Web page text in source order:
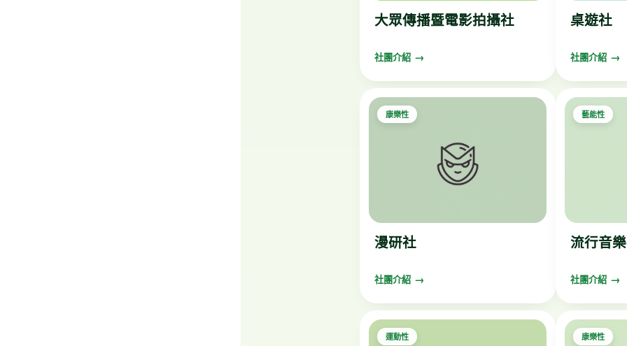
大眾傳播暨電影拍攝社
社團介紹
桌遊社
社團介紹
康樂性
漫研社
社團介紹
藝能性
流行音
社團介紹
運動性 康樂性